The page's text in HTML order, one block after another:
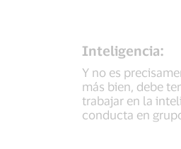
Inteligencia:
Y no es
más bien, debe
trabajar en la
conducta en